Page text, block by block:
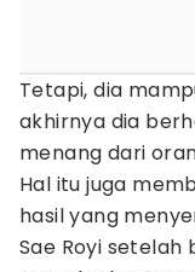
Tetapi, dia
akhirnya dia
menang dari
Hal itu juga
hasil yang
Sae Royi